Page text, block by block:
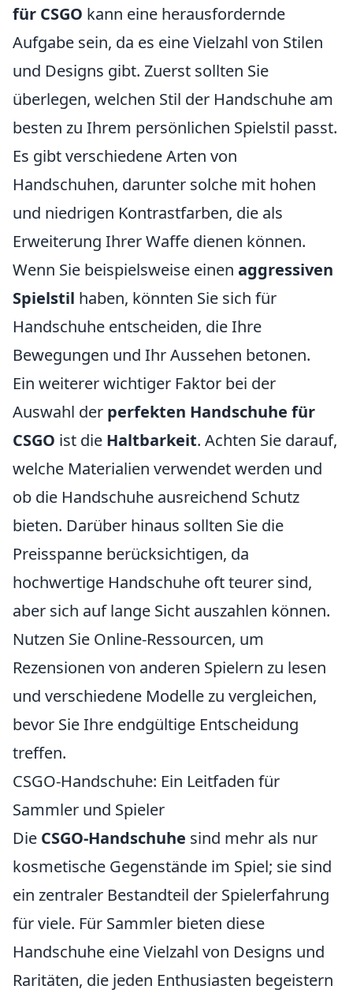
für CSGO kann eine herausfordernde
Aufgabe sein, da es eine Vielzahl von Stilen
und Designs gibt. Zuerst sollten Sie
überlegen, welchen Stil der Handschuhe am
besten zu Ihrem persönlichen Spielstil passt.
Es gibt verschiedene Arten von
Handschuhen, darunter solche mit hohen
und niedrigen Kontrastfarben, die als
Erweiterung Ihrer Waffe dienen können.
Wenn Sie beispielsweise einen aggressiven
Spielstil haben, könnten Sie sich für
Handschuhe entscheiden, die Ihre
Bewegungen und Ihr Aussehen betonen.
Ein weiterer wichtiger Faktor bei der
Auswahl der perfekten Handschuhe für
CSGO ist die Haltbarkeit. Achten Sie darauf,
welche Materialien verwendet werden und
ob die Handschuhe ausreichend Schutz
bieten. Darüber hinaus sollten Sie die
Preisspanne berücksichtigen, da
hochwertige Handschuhe oft teurer sind,
aber sich auf lange Sicht auszahlen können.
Nutzen Sie Online-Ressourcen, um
Rezensionen von anderen Spielern zu lesen
und verschiedene Modelle zu vergleichen,
bevor Sie Ihre endgültige Entscheidung
treffen.
CSGO-Handschuhe: Ein Leitfaden für
Sammler und Spieler
Die CSGO-Handschuhe sind mehr als nur
kosmetische Gegenstände im Spiel; sie sind
ein zentraler Bestandteil der Spielerfahrung
für viele. Für Sammler bieten diese
Handschuhe eine Vielzahl von Designs und
Raritäten, die jeden Enthusiasten begeistern